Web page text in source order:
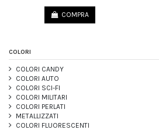
COMPRA
COLORI
COLORI CANDY
COLORI AUTO
COLORI SCI-FI
COLORI MILITARI
COLORI PERLATI
METALLIZZATI
COLORI FLUORESCENTI